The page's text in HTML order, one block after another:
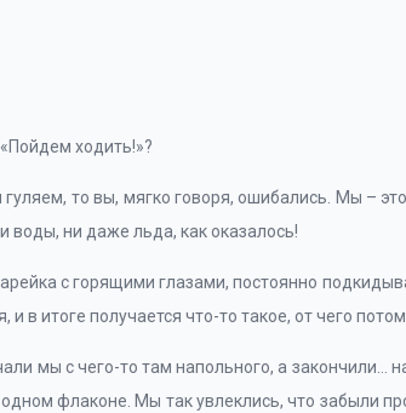
ходить!»?
то вы, мягко говоря, ошибались. Мы –
воды, ни даже льда, как оказалось!
с горящими глазами, постоянно
в итоге получается что-то такое, от чего
мы с чего-то там напольного, а
флаконе. Мы так увлеклись, что забыли